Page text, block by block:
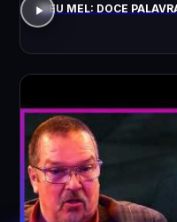
MEU MEL: DOCE